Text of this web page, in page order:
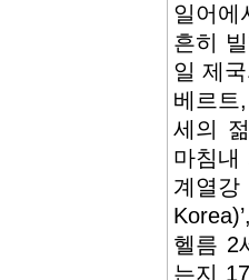
일어에
흔히
일 제
베르트
세의
마침내
계열
헬름 2
는지